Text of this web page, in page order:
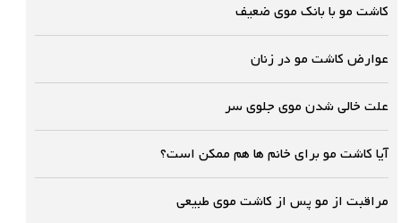
کاشت مو با بانک موی ضعیف
عوارض کاشت مو در زنان
علت خالی شدن موی جلوی سر
آیا کاشت مو برای خانم ها هم ممکن است؟
مراقبت از مو پس از کاشت موی طبیعی